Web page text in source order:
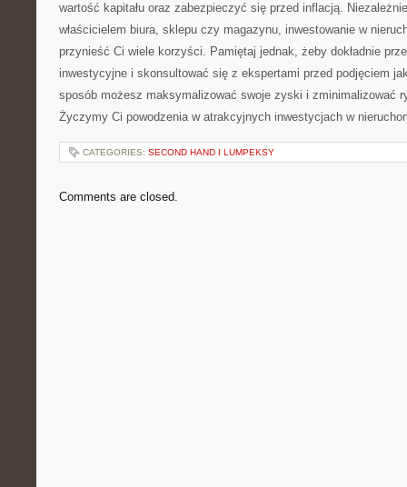
wartość kapitału oraz zabezpieczyć się przed inflacją.
⁢właścicielem biura, sklepu czy magazynu, inwestowanie w
przynieść Ci wiele korzyści. Pamiętaj jednak, żeby dokładnie
⁤inwestycyjne i skonsultować się z ⁤ekspertami przed podjęciem
sposób możesz maksymalizować swoje zyski i zminimalizować
Życzymy Ci powodzenia w atrakcyjnych inwestycjach w
CATEGORIES: SECOND HAND I LUMPEKSY
Comments are closed.